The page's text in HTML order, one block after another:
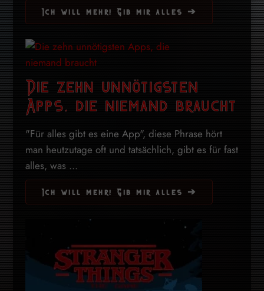
Ich will mehr! Gib mir alles ➔
Die zehn unnötigsten
Apps, die niemand braucht
"Für alles gibt es eine App", diese Phrase hört
man heutzutage oft und tatsächlich, gibt es für fast
alles, was ...
Ich will mehr! Gib mir alles ➔